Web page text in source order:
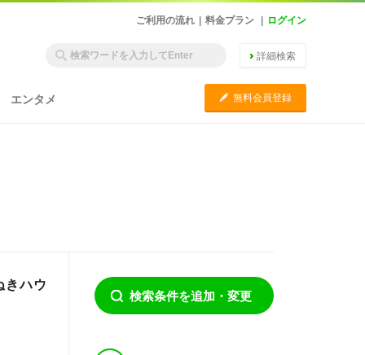
ご利用の流れ 料金プラン ログイン
詳細検索
エンタメ C 無料会員登録
きハウ
検索条件を追加・変更